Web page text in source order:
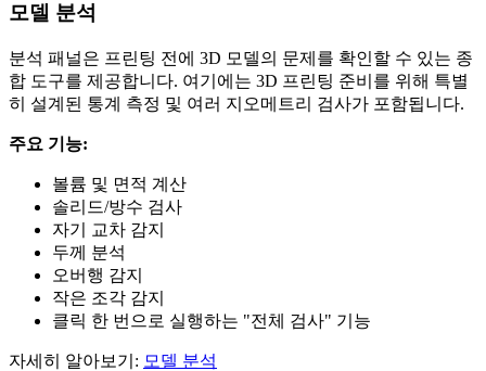
모델 분석
분석 패널은 프린팅 전에 3D 모델의 문제를 확인할 수 있는 종
합 도구를 제공합니다. 여기에는 3D 프린팅 준비를 위해 특별
히 설계된 통계 측정 및 여러 지오메트리 검사가 포함됩니다.
주요 기능:
볼륨 및 면적 계산
솔리드/방수 검사
자기 교차 감지
두께 분석
오버행 감지
작은 조각 감지
클릭 한 번으로 실행하는 "전체 검사" 기능
자세히 알아보기: 모델 분석